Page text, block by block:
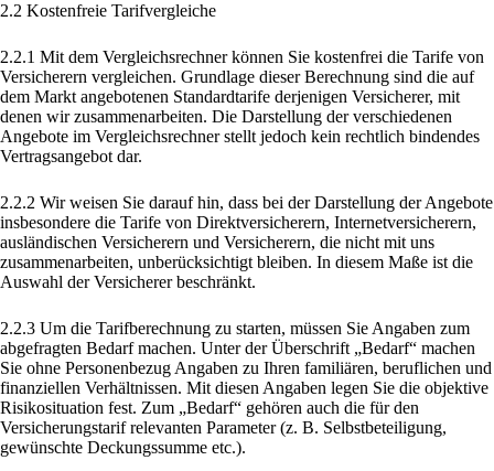
2.2 Kostenfreie Tarifvergleiche
2.2.1 Mit dem Vergleichsrechner können Sie kostenfrei die Tarife von
Versicherern vergleichen. Grundlage dieser Berechnung sind die auf
dem Markt angebotenen Standardtarife derjenigen Versicherer, mit
denen wir zusammenarbeiten. Die Darstellung der verschiedenen
Angebote im Vergleichsrechner stellt jedoch kein rechtlich bindendes
Vertragsangebot dar.
2.2.2 Wir weisen Sie darauf hin, dass bei der Darstellung der Angebote
insbesondere die Tarife von Direktversicherern, Internetversicherern,
ausländischen Versicherern und Versicherern, die nicht mit uns
zusammenarbeiten, unberücksichtigt bleiben. In diesem Maße ist die
Auswahl der Versicherer beschränkt.
2.2.3 Um die Tarifberechnung zu starten, müssen Sie Angaben zum
abgefragten Bedarf machen. Unter der Überschrift „Bedarf“ machen
Sie ohne Personenbezug Angaben zu Ihren familiären, beruflichen und
finanziellen Verhältnissen. Mit diesen Angaben legen Sie die objektive
Risikosituation fest. Zum „Bedarf“ gehören auch die für den
Versicherungstarif relevanten Parameter (z. B. Selbstbeteiligung,
gewünschte Deckungssumme etc.).